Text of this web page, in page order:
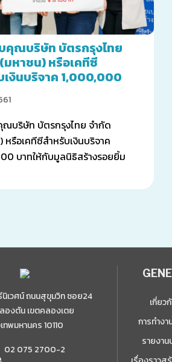
คุณบริษัท บัตรกรุงไทย
มหาชน) หรือเคทีซี
เงินบริจาค 1,000,000
บริษัท บัตรกรุงไทย จำกัด
หรือเคทีซีสำหรับเงินบริจาค
บาทให้กับมูลนิธิสร้างรอยยิ้ม
ทุนช่วยเหลือการศัลยกรรม
ะปากแหว่งเพดานโหว่
นิเวศน์ ถนนสุขุมวิท ซอย24
องตัน เขตคลองเตย
ทพมหานคร 10110
02 075 2700-2
เกี่ยว
การทำงา
รายงาน